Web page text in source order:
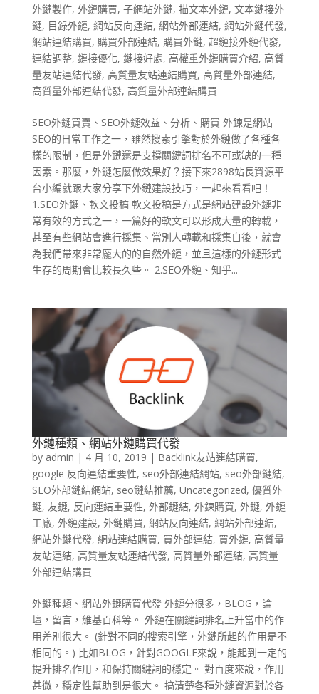
外鏈製作, 外鏈購買, 子網站外鏈, 描文本外鏈, 文本鏈接外
鏈, 目錄外鏈, 網站反向連結, 網站外部連結, 網站外鏈代發,
網站連結購買, 購買外部連結, 購買外鏈, 超鏈接外鏈代發,
連結調整, 鏈接優化, 鏈接好處, 高權重外鏈購買介紹, 高質
量友站連結代發, 高質量友站連結購買, 高質量外部連結,
高質量外部連結代發, 高質量外部連結購買
SEO外鏈買賣、SEO外鏈效益、分析、購買 外鍊是網站
SEO的日常工作之一，雖然搜索引擎對於外鏈做了各種各
樣的限制，但是外鏈還是支撐關鍵詞排名不可或缺的一種
因素。那麼，外鏈怎麼做效果好？接下來2898站長資源平
台小編就跟大家分享下外鏈建設技巧，一起來看看吧！
1.SEO外鏈、軟文投稿 軟文投稿是方式是網站建設外鏈非
常有效的方式之一，一篇好的軟文可以形成大量的轉載，
甚至有些網站會進行採集、當別人轉載和採集自後，就會
為我們帶來非常龐大的的自然外鏈，並且這樣的外鏈形式
生存的周期會比較長久些。 2.SEO外鏈、知乎...
外鏈種類、網站外鏈購買代發
by admin | 4 月 10, 2019 | Backlink友站連結購買,
google 反向連結重要性, seo外部連結網站, seo外部鏈結,
SEO外部鏈結網站, seo鏈結推薦, Uncategorized, 優質外
鏈, 友鏈, 反向連結重要性, 外部鏈結, 外鍊購買, 外鏈, 外鏈
工廠, 外鏈建設, 外鏈購買, 網站反向連結, 網站外部連結,
網站外鏈代發, 網站連結購買, 買外部連結, 買外鏈, 高質量
友站連結, 高質量友站連結代發, 高質量外部連結, 高質量
外部連結購買
外鏈種類、網站外鏈購買代發 外鏈分很多，BLOG，論
壇，留言，維基百科等。 外鏈在關鍵詞排名上升當中的作
用差別很大。 (針對不同的搜索引擎，外鏈所起的作用是不
相同的。) 比如BLOG，針對GOOGLE來說，能起到一定的
提升排名作用，和保持關鍵詞的穩定。 對百度來說，作用
甚微，穩定性幫助到是很大。 搞清楚各種外鏈資源對於各